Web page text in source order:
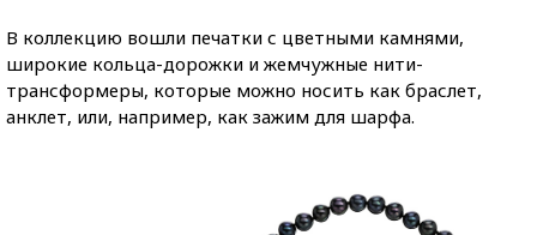
В коллекцию вошли печатки с цветными камнями,
широкие кольца-дорожки и жемчужные нити-
трансформеры, которые можно носить как браслет,
анклет, или, например, как зажим для шарфа.